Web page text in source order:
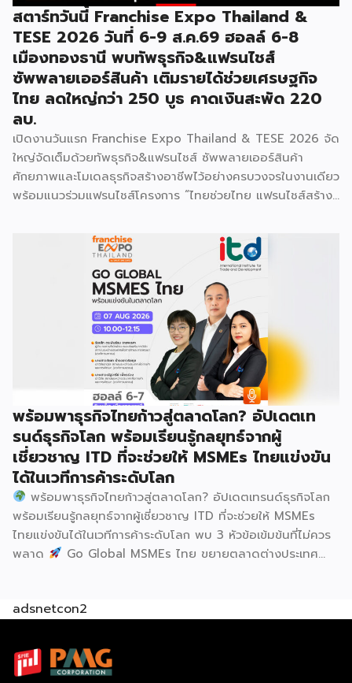
สตาร์ทวันนี้ Franchise Expo Thailand &
TESE 2026 วันที่ 6-9 ส.ค.69 ฮอลล์ 6-8
เมืองทองธานี พบทัพธุรกิจ&แฟรนไชส์
ซัพพลายเออร์สินค้า เติมรายได้ช่วยเศรษฐกิจ
ไทย ลดใหญ่กว่า 250 บูธ คาดเงินสะพัด 220
ลบ.
เปิดงานวันแรก Franchise Expo Thailand & TESE 2026 จัด
ใหญ่จัดเต็มด้วยทัพธุรกิจ&แฟรนไชส์ ซัพพลายเออร์สินค้า
ศักยภาพและโมเดลธุรกิจสร้างอาชีพไว้อย่างครบวงจรในงานเดียว
พร้อมแนวร่วมแฟรนไชส์โครงการ “ไทยช่วยไทย แฟรนไชส์สร้าง
รวมกว่า 250 บูธ บนพื้นที่ 15,000 ตารางเมตร หวังเป็นทาง
เลือกสร้างรายได้เพิ่มและพยุงเศรษฐกิจไทยให้ฟื้นตัว เสิร์ฟครบ
จบในงานด้วยสินเชื่อ และทำเลทองทั่วประเทศ พร้อมเสวนาให้
ความรู้โดยผู้ทรงคุณวุฒิคับคั่ง และกิจกรรมเจรจาจับคู่ธุรกิจทั้งใน
และต่างประเทศ งานจัดต่อเนื่องระหว่างวันที่ 6-9 สิงหาคมนี้ ที่
ฮอลล์ 6-8 อิมแพ็คเมืองทองธานี คาดเม็ดเงินสะพัดในงานราว
220 ล้านบาท นายพูนพงษ์ นัยนาภากรณ์ อธิบดีกรมพัฒนา
ธุรกิจการค้า กระทรวงพาณิชย์ กล่าวว่า งาน ” Franchise Expo
Thailand & Thailand E-Commerce Selection Expo
(TESE 2026) เป็นเวทีแสดงธุรกิจแฟรนไชส์และโซลูชั่นส์แบบครบ
วงจร […]
พร้อมพาธุรกิจไทยก้าวสู่ตลาดโลก? อัปเดตเท
รนด์ธุรกิจโลก พร้อมเรียนรู้กลยุทธ์จากผู้
เชี่ยวชาญ ITD ที่จะช่วยให้ MSMEs ไทยแข่งขัน
ได้ในเวทีการค้าระดับโลก
พร้อมพาธุรกิจไทยก้าวสู่ตลาดโลก? อัปเดตเทรนด์ธุรกิจโลก
พร้อมเรียนรู้กลยุทธ์จากผู้เชี่ยวชาญ ITD ที่จะช่วยให้ MSMEs
ไทยแข่งขันได้ในเวทีการค้าระดับโลก พบ 3 หัวข้อเข้มข้นที่ไม่ควร
พลาด
Go Global MSMEs ไทย ขยายตลาดต่างประเทศ
Commerce เปิดตลาดจีน ติดอาวุธ SMEs ไทย สู่ผู้บริโภค
ธุรกิจ ผู้ประกอบการ และผู้ที่กำลังวางแผนขยายตลาด
สิงหาคม 2569 | 10.00 – 12.15 น.
adsnetcon2